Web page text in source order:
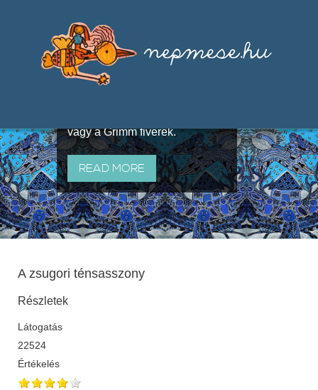
útján terjedő elbeszélésekből,
melyeket olyan ismert gyűjtők
állítottak össze, mint Benedek
vagy a Grimm fivérek.
READ MORE
A zsugori ténsasszony
Részletek
Látogatás
22524
Értékelés